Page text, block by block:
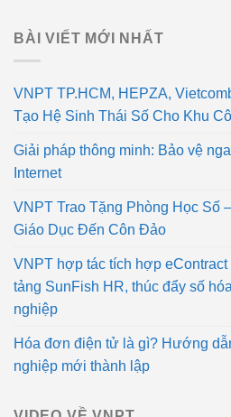
BÀI VIẾT MỚI NHẤT
VNPT TP.HCM, HEPZA,
Tạo Hệ Sinh Thái Số Cho Khu
Giải pháp thông minh: Bảo vệ
Internet
VNPT Trao Tặng Phòng Học Số
Giáo Dục Đến Côn Đảo
VNPT hợp tác tích hợp eContract
tảng SunFish HR, thúc đẩy số
nghiệp
Hóa đơn điện tử là gì? Hướng
nghiệp mới thành lập